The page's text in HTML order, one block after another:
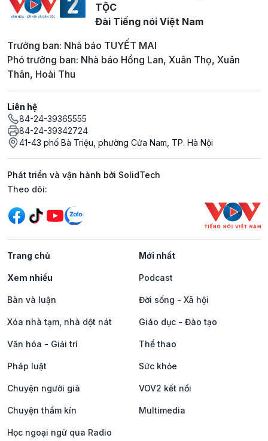
TỘC
Đài Tiếng nói Việt Nam
Trưởng ban: Nhà báo TUYẾT MAI
Phó trưởng ban: Nhà báo Hồng Lan, Xuân Thọ, Xuân
Thân, Hoài Thu
Liên hệ
84-24-39365555
84-24-39342724
41-43 phố Bà Triệu, phường Cửa Nam, TP. Hà Nội
Phát triển và vận hành bởi SolidTech
Mạng xã hội
Theo dõi:
Trang chủ Mới nhất
Xem nhiều Podcast
Bàn và luận Đời sống - Xã hội
Xóa nhà tạm, nhà dột nát Giáo dục - Đào tạo
Văn hóa - Giải trí Thể thao
Pháp luật Sức khỏe
Chuyện người già VOV2 kết nối
Chuyện thầm kín Multimedia
Học ngoại ngữ qua Radio